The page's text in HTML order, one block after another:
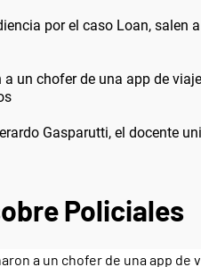
por el caso Loan, salen
a un chofer de una app de
Gasparutti, el docente
Policiales